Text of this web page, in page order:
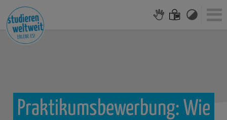
Praktikumsbewerbung: Wie